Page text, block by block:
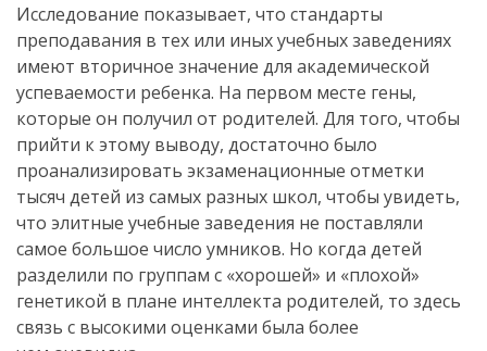
Исследование показывает, что стандарты
преподавания в тех или иных учебных заведениях
имеют вторичное значение для академической
успеваемости ребенка. На первом месте гены,
которые он получил от родителей. Для того, чтобы
прийти к этому выводу, достаточно было
проанализировать экзаменационные отметки
тысяч детей из самых разных школ, чтобы увидеть,
что элитные учебные заведения не поставляли
самое большое число умников. Но когда детей
разделили по группам с «хорошей» и «плохой»
генетикой в плане интеллекта родителей, то здесь
связь с высокими оценками была более